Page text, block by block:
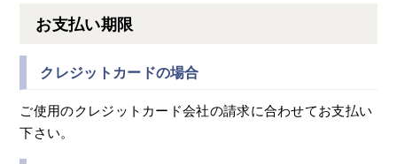
お支払い期限
クレジットカードの場合
ご使用のクレジットカード会社の請求に合わせてお支払い
下さい。